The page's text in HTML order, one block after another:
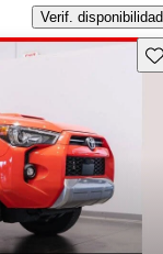
Verif. disponibilidad